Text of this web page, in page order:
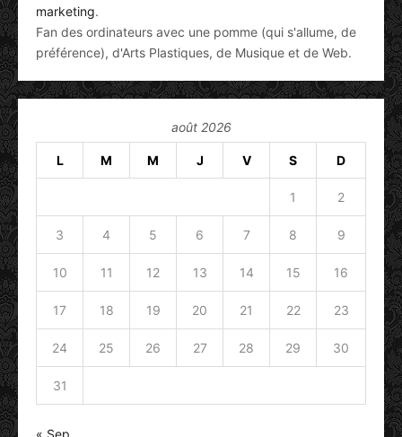
marketing.
Fan des ordinateurs avec une pomme (qui s'allume, de
préférence), d'Arts Plastiques, de Musique et de Web.
août 2026
L M M J V S D
1 2
3 4 5 6 7 8 9
10 11 12 13 14 15 16
17 18 19 20 21 22 23
24 25 26 27 28 29 30
31
« Sep